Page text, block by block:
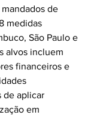
mandados de
medidas
São Paulo e
alvos incluem
financeiros e
de aplicar
em